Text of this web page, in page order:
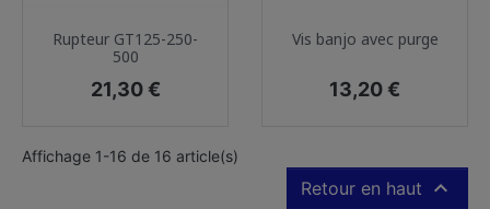
Rupteur GT125-250-
500
Prix
21,30 €
Vis banjo avec purge
Prix
13,20 €
Affichage 1-16 de 16 article(s)
Retour en haut 